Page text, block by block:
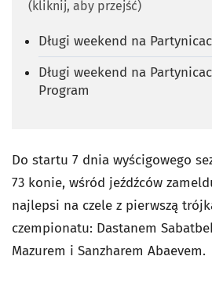
(kliknij, aby przejść)
Długi weekend na
Długi weekend na
Program
Do startu 7 dnia wyścigowego
73 konie, wśród jeźdźców
najlepsi na czele z pierwszą
czempionatu: Dastanem
Mazurem i Sanzharem Abaevem.